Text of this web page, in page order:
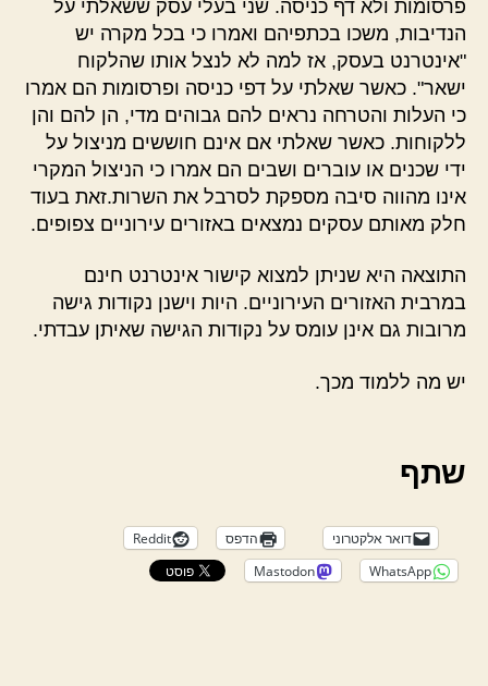
פרסומות ולא דף כניסה. שני בעלי עסק ששאלתי על
הנדיבות, משכו בכתפיהם ואמרו כי בכל מקרה יש
"אינטרנט בעסק, אז למה לא לנצל אותו שהלקוח
ישאר". כאשר שאלתי על דפי כניסה ופרסומות הם אמרו
כי העלות והטרחה נראים להם גבוהים מדי, הן להם והן
ללקוחות. כאשר שאלתי אם אינם חוששים מניצול על
ידי שכנים או עוברים ושבים הם אמרו כי הניצול המקרי
אינו מהווה סיבה מספקת לסרבל את השרות.זאת בעוד
חלק מאותם עסקים נמצאים באזורים עירוניים צפופים.
התוצאה היא שניתן למצוא קישור אינטרנט חינם
במרבית האזורים העירוניים. היות וישנן נקודות גישה
מרובות גם אינן עומס על נקודות הגישה שאיתן עבדתי.
יש מה ללמוד מכך.
שתף
דואר אלקטרוני הדפס
Reddit
WhatsApp
Mastodon